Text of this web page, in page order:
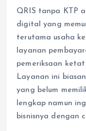
QRIS tanpa KTP
digital yang
terutama usaha
layanan
pemeriksaan
Layanan ini
yang belum
lengkap namun
bisnisnya dengan